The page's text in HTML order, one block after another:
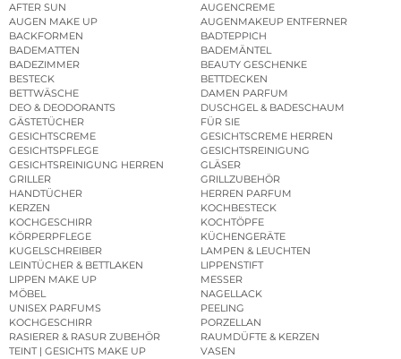
AFTER SUN
AUGENCREME
AUGEN MAKE UP
AUGENMAKEUP ENTFERNER
BACKFORMEN
BADTEPPICH
BADEMATTEN
BADEMÄNTEL
BADEZIMMER
BEAUTY GESCHENKE
BESTECK
BETTDECKEN
BETTWÄSCHE
DAMEN PARFUM
DEO & DEODORANTS
DUSCHGEL & BADESCHAUM
GÄSTETÜCHER
FÜR SIE
GESICHTSCREME
GESICHTSCREME HERREN
GESICHTSPFLEGE
GESICHTSREINIGUNG
GESICHTSREINIGUNG HERREN
GLÄSER
GRILLER
GRILLZUBEHÖR
HANDTÜCHER
HERREN PARFUM
KERZEN
KOCHBESTECK
KOCHGESCHIRR
KOCHTÖPFE
KÖRPERPFLEGE
KÜCHENGERÄTE
KUGELSCHREIBER
LAMPEN & LEUCHTEN
LEINTÜCHER & BETTLAKEN
LIPPENSTIFT
LIPPEN MAKE UP
MESSER
MÖBEL
NAGELLACK
UNISEX PARFUMS
PEELING
KOCHGESCHIRR
PORZELLAN
RASIERER & RASUR ZUBEHÖR
RAUMDÜFTE & KERZEN
TEINT | GESICHTS MAKE UP
VASEN